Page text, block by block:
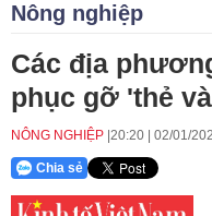
Nông nghiệp
Các địa
phục gỡ 'thẻ
NÔNG NGHIỆP 20:20 02/01/
Chia sẻ